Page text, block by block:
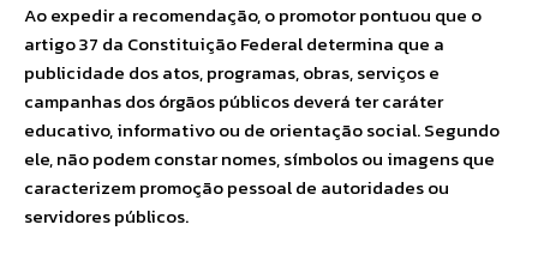
Ao expedir a recomendação, o promotor pontuou que o
artigo 37 da Constituição Federal determina que a
publicidade dos atos, programas, obras, serviços e
campanhas dos órgãos públicos deverá ter caráter
educativo, informativo ou de orientação social. Segundo
ele, não podem constar nomes, símbolos ou imagens que
caracterizem promoção pessoal de autoridades ou
servidores públicos.